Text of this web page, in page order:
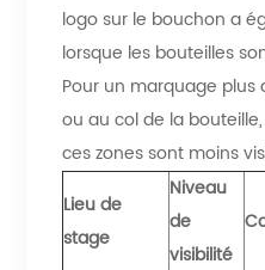
logo sur le bouchon a
lorsque les bouteilles
Pour un marquage plus
ou au col de la
ces zones sont moins
Lieu de
stage
Niveau
de
visibilité